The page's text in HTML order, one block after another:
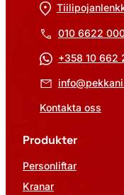
010 6622
+358 10 662
Kontakta oss
Produkter
Personliftar
Kranar